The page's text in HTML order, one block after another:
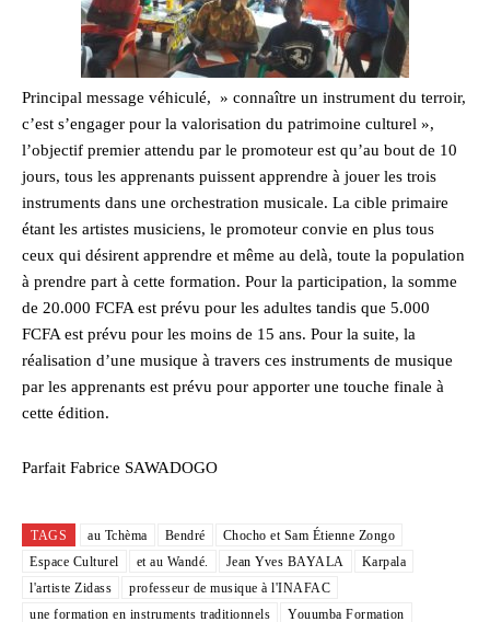
Principal message véhiculé, » connaître un instrument du terroir,
c’est s’engager pour la valorisation du patrimoine culturel »,
l’objectif premier attendu par le promoteur est qu’au bout de 10
jours, tous les apprenants puissent apprendre à jouer les trois
instruments dans une orchestration musicale. La cible primaire
étant les artistes musiciens, le promoteur convie en plus tous
ceux qui désirent apprendre et même au delà, toute la population
à prendre part à cette formation. Pour la participation, la somme
de 20.000 FCFA est prévu pour les adultes tandis que 5.000
FCFA est prévu pour les moins de 15 ans. Pour la suite, la
réalisation d’une musique à travers ces instruments de musique
par les apprenants est prévu pour apporter une touche finale à
cette édition.
Parfait Fabrice SAWADOGO
TAGS au Tchèma Bendré
Chocho et Sam Étienne Zongo
Espace Culturel
et au Wandé. Jean Yves BAYALA
Karpala
l'artiste Zidass
professeur de musique à l'INAFAC
une formation en instruments traditionnels
Youumba Formation